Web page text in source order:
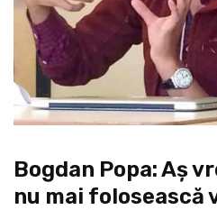
Bogdan Popa: Aș
nu mai folosească